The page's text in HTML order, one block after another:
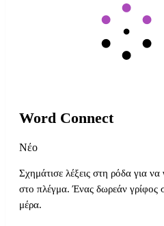
Word Connect
Νέο
Σχημάτισε λέξεις στη ρόδα για να
στο πλέγμα. Ένας δωρεάν γρίφος
μέρα.